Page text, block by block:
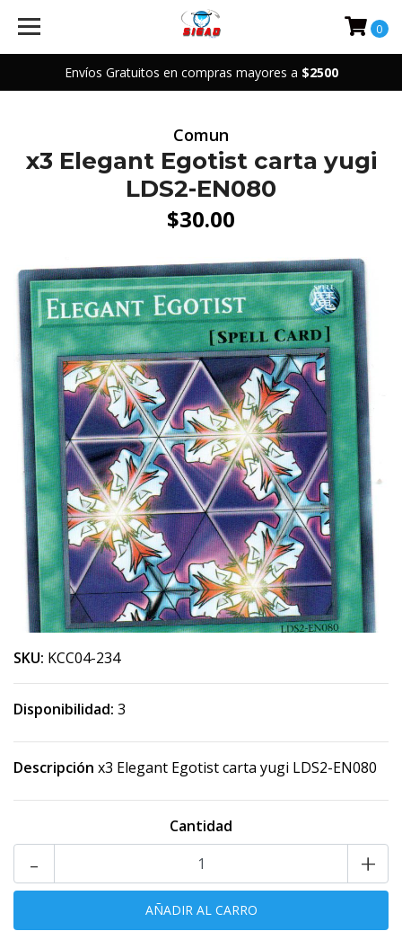
Envíos Gratuitos en compras mayores a $2500
0
Comun
x3 Elegant Egotist carta yugi
LDS2-EN080
$30.00
SKU: KCC04-234
Disponibilidad: 3
Descripción x3 Elegant Egotist carta yugi LDS2-EN080
Cantidad
+
-